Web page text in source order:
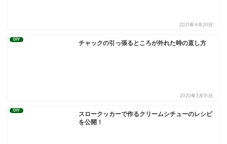
2021年4月20日
DIY
チャックの引っ張るところが外れた時の直し方
2020年3月31日
DIY
スロークッカーで作るクリームシチューのレシピ
を公開！